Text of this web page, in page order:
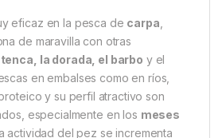
para río y lago
por su adaptabilidad. Es
de jaula, donde su
que el cebo se mantenga
al fondo. También puede
formar bolas compactas,